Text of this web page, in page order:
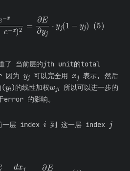
−x(1 + e−x )2=∂E∂ yj⋅
yj) (5 )
了 当前层的 th unit的total
因为
yj
可以完全用
xj
表示, 然后
(
yi
)的线性加权
wji
所以可以进一步的
error 的影响。
一层 index 到 这一层 index